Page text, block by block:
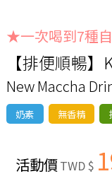
★一次喝到7種
【排便順暢
New Maccha
奶素 無香精
活動價TWD $